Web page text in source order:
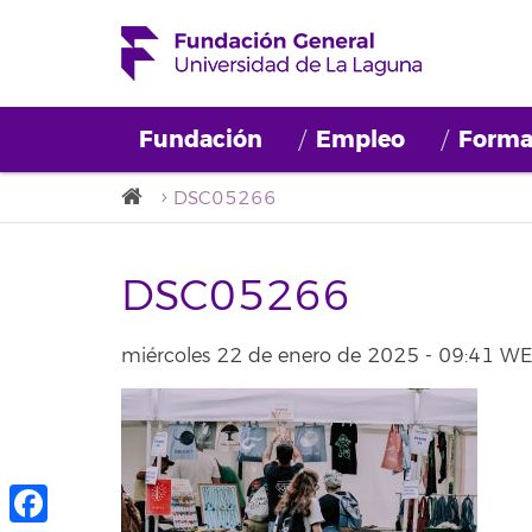
Fundación Empleo
DSC05266
DSC05266
miércoles 22 de enero de 2025 - 09:41